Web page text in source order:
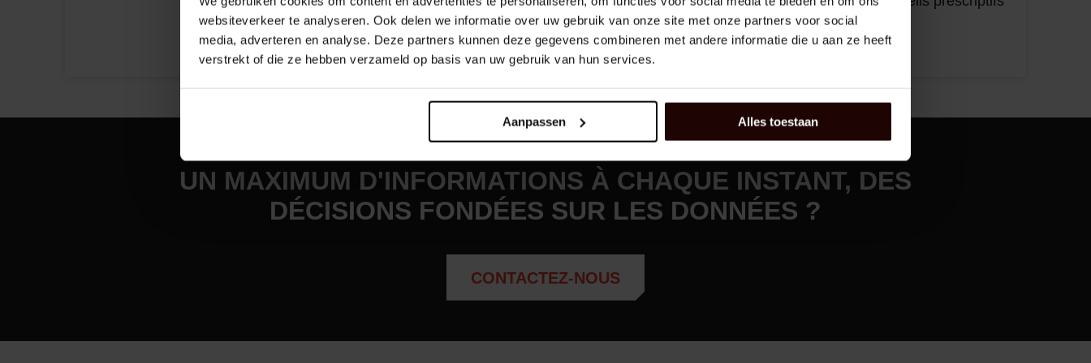
websiteverkeer te analyseren. Ook delen we informatie over uw gebruik van onze site met onze partners voor social
media, adverteren en analyse. Deze partners kunnen deze gegevens combineren met andere informatie die u aan ze heeft
verstrekt of die ze hebben verzameld op basis van uw gebruik van hun services.
Aanpassen Alles toestaan
évaluer.
UN MAXIMUM D'INFORMATIONS À CHAQUE INSTANT, DES
DÉCISIONS FONDÉES SUR LES DONNÉES ?
CONTACTEZ-NOUS